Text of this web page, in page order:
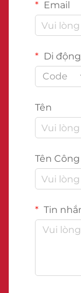
Email
Di
Code
Tên
Tên
Tin